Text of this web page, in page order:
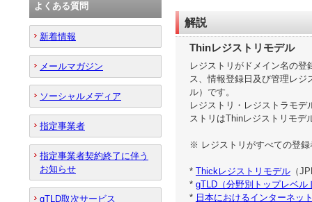
解説
Thinレジストリモデル
レジストリがドメイン名の
ス、情報登録日及び管理レジ
ル）です。
レジストリ・レジストラモ
ストリはThinレジストリモデ
※ レジストリがすべての登
* Thickレジストリモデル （
* gTLD（分野別トップレベル
* 日本におけるインターネッ
よくある質問
新着情報
メールマガジン
ソーシャルメディア
指定事業者
指定事業者契約終了に伴う
お知らせ
gTLD取次サービス